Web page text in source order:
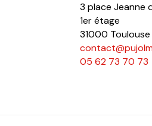
3 place Jeanne
1er étage
31000 Toulouse
05 62 73 70 73